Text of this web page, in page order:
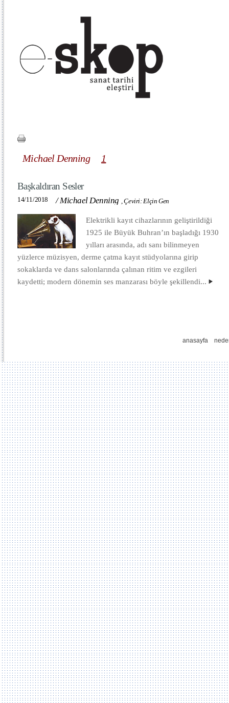
Michael Denning 1
Başkaldıran Sesler
14/11/2018 /Michael Denning ,Çeviri: Elçin Gen
Elektrikli kayıt cihazlarının geliştirildiği
1925 ile Büyük Buhran’ın başladığı 1930
yılları arasında, adı sanı bilinmeyen
yüzlerce müzisyen, derme çatma kayıt stüdyolarına girip
sokaklarda ve dans salonlarında çalınan ritim ve ezgileri
kaydetti; modern dönemin ses manzarası böyle şekillendi...
anasayfa